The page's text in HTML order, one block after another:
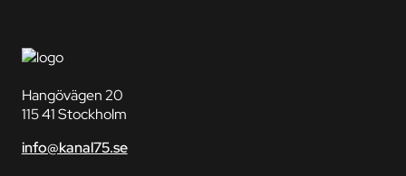
Hangövägen 20
115 41 Stockholm
info@kanal75.se